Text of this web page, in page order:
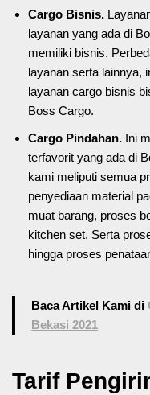
Cargo Bisnis.
layanan yang ada di
memiliki bisnis.
layanan serta lainnya,
layanan cargo bisnis
Boss Cargo.
Cargo Pindahan. Ini
terfavorit yang ada di
kami meliputi semua
penyediaan material
muat barang, proses
kitchen set. Serta
hingga proses
Baca Artikel Kami di
Bekasi 2021
Tarif